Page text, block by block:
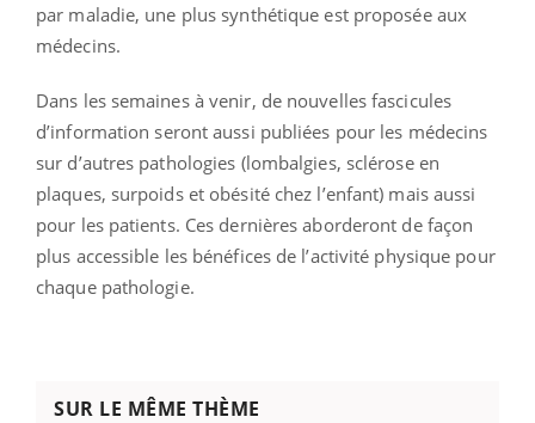
par maladie, une plus synthétique est proposée aux
médecins.
Dans les semaines à venir, de nouvelles fascicules
d’information seront aussi publiées pour les médecins
sur d’autres pathologies (lombalgies, sclérose en
plaques, surpoids et obésité chez l’enfant) mais aussi
pour les patients. Ces dernières aborderont de façon
plus accessible les bénéfices de l’activité physique pour
chaque pathologie.
SUR LE MÊME THÈME